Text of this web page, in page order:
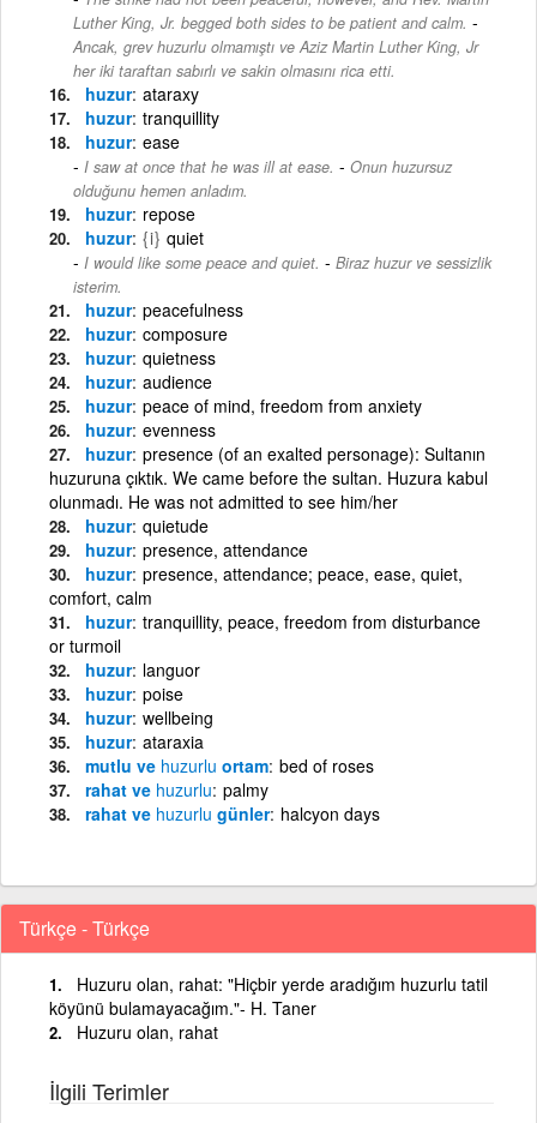
Luther King, Jr. begged both sides to be patient and calm. -
Ancak, grev huzurlu olmamıştı ve Aziz Martin Luther King, Jr
her iki taraftan sabırlı ve sakin olmasını rica etti.
huzur ataraxy
huzur tranquillity
huzur ease
I saw at once that he was ill at ease. - Onun huzursuz
olduğunu hemen anladım.
huzur repose
huzur {i} quiet
I would like some peace and quiet. - Biraz huzur ve sessizlik
isterim.
huzur peacefulness
huzur composure
huzur quietness
huzur audience
huzur peace of mind, freedom from anxiety
huzur evenness
huzur presence (of an exalted personage): Sultanın
huzuruna çıktık. We came before the sultan. Huzura kabul
olunmadı. He was not admitted to see him/her
huzur quietude
huzur presence, attendance
huzur presence, attendance; peace, ease, quiet,
comfort, calm
huzur tranquillity, peace, freedom from disturbance
or turmoil
huzur languor
huzur poise
huzur wellbeing
huzur ataraxia
mutlu ve huzurlu ortam bed of roses
rahat ve huzurlu palmy
rahat ve huzurlu günler halcyon days
Türkçe - Türkçe
Huzuru olan, rahat: "Hiçbir yerde aradığım huzurlu tatil
köyünü bulamayacağım."- H. Taner
Huzuru olan, rahat
İlgili Terimler